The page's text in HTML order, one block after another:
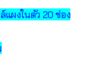
แผงในตัว 20 ช่อง